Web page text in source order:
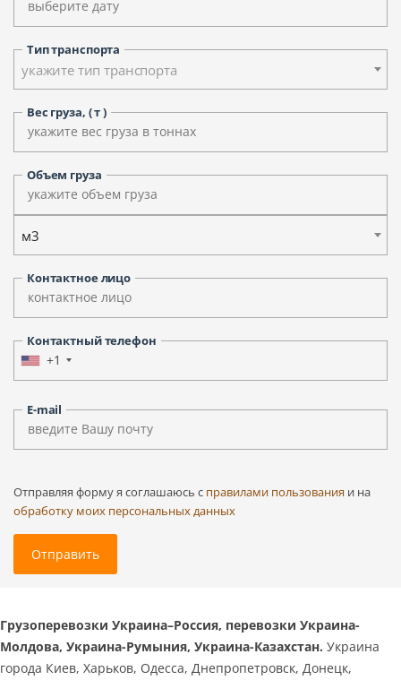
Тип транспорта
укажите тип транспорта
Вес груза, ( т )
Объем груза
м3
Контактное лицо
Контактный телефон
+1
E-mail
Отправляя форму я соглашаюсь c правилами пользования и на
обработку моих персональных данных
Отправить
Грузоперевозки Украина–Россия, перевозки Украина-
Молдова, Украина-Румыния, Украина-Казахстан. Украина
города Киев, Харьков, Одесса, Днепропетровск, Донецк,